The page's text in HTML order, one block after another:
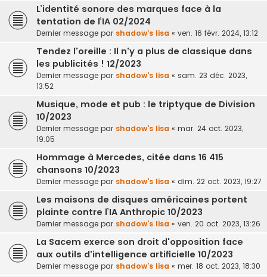
L’identité sonore des marques face à la
tentation de l’IA 02/2024
Dernier message par shadow's lisa « ven. 16 févr. 2024, 13:12
Tendez l'oreille : Il n'y a plus de classique dans
les publicités ! 12/2023
Dernier message par shadow's lisa « sam. 23 déc. 2023,
13:52
Musique, mode et pub : le triptyque de Division
10/2023
Dernier message par shadow's lisa « mar. 24 oct. 2023,
19:05
Hommage à Mercedes, citée dans 16 415
chansons 10/2023
Dernier message par shadow's lisa « dim. 22 oct. 2023, 19:27
Les maisons de disques américaines portent
plainte contre l’IA Anthropic 10/2023
Dernier message par shadow's lisa « ven. 20 oct. 2023, 13:26
La Sacem exerce son droit d'opposition face
aux outils d'intelligence artificielle 10/2023
Dernier message par shadow's lisa « mer. 18 oct. 2023, 18:30